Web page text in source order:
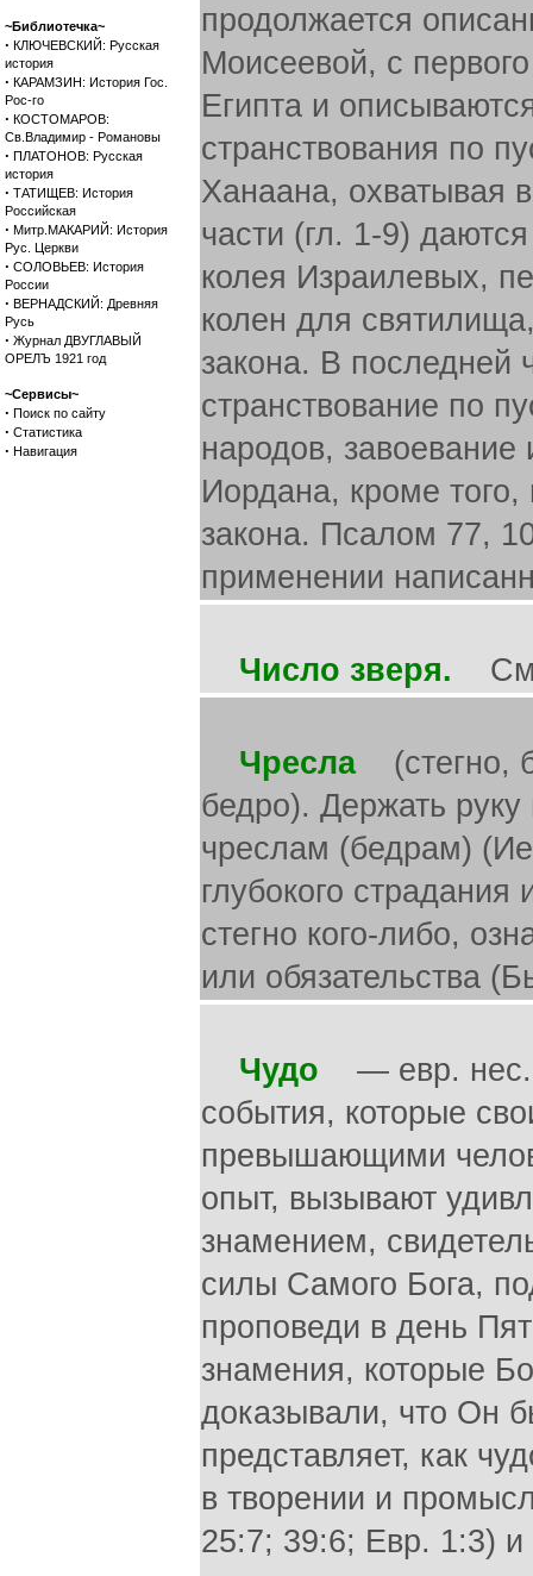
~Библиотечка~
· КЛЮЧЕВСКИЙ: Русская
история
· КАРАМЗИН: История Гос.
Рос-го
· КОСТОМАРОВ:
Св.Владимир - Романовы
· ПЛАТОНОВ: Русская
история
· ТАТИЩЕВ: История
Российская
· Митр.МАКАРИЙ: История
Рус. Церкви
· СОЛОВЬЕВ: История
России
· ВЕРНАДСКИЙ: Древняя
Русь
· Журнал ДВУГЛАВЫЙ
ОРЕЛЪ 1921 год
~Сервисы~
· Поиск по сайту
· Статистика
· Навигация
продолжается
Моисеевой, с
Египта и
странствования по
Ханаана, охватывая
части (гл. 1-9)
колея Израилевых,
колен для
закона. В последней
странствование по
народов, завоевание
Иордана, кроме
закона. Псалом 77,
применении
Число зверя. См.
Чресла(стегно,
бедро). Держать
чреслам (бедрам)
глубокого
стегно кого-либо,
или обязательства
Чудо — евр. нес.
события, которые
превышающими
опыт, вызывают
знамением,
силы Самого Бога,
проповеди в день
знамения, которые
доказывали, что Он
представляет, как
в творении и
25:7; 39:6; Евр. 1:3) и